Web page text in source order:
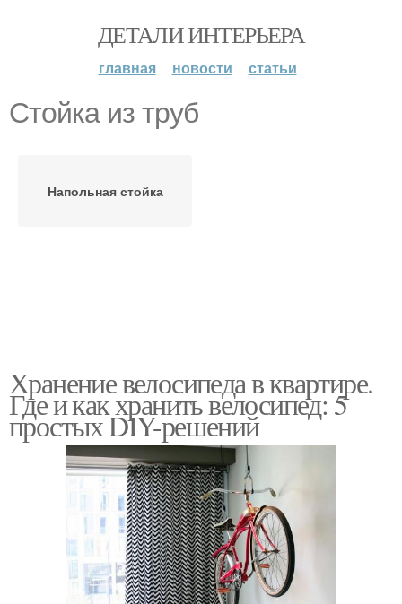
ДЕТАЛИ ИНТЕРЬЕРА
главная новости статьи
Стойка из труб
Напольная стойка
Хранение велосипеда в квартире.
Где и как хранить велосипед: 5
простых DIY-решений